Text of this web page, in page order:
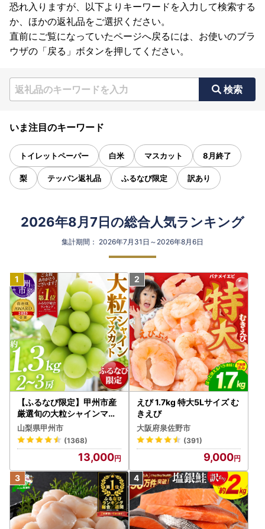
恐れ入りますが、以下よりキーワードを入力して検索する
か、ほかの返礼品をご選択ください。
直前にご覧になっていたページへ戻るには、お使いのブラ
ウザの「戻る」ボタンを押してください。
検索
いま注目のキーワード
トイレットペーパー 白米 マスカット 8月終了
梨 テッパン返礼品 ふるなび限定 訳あり
2026年8月7日の総合人気ランキング
集計期間： 2026年7月31日～2026年8月6日
【ふるなび限定】甲州市産
厳選旬の大粒シャインマス
カット 約1.3kg 2～3房【2
026年発送】（MG）B12-
472 FN-Limited-VO シャ
インマスカット フルーツ
山梨県甲州市
(1368)
13,000
えび 1.7kg 特大5Lサイズ む
きえび
大阪府泉佐野市
(391)
9,000